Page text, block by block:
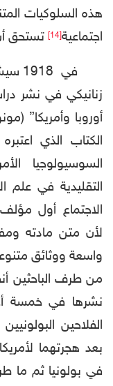
هذه السلوكيات
اجتماعية[14] تستحق
في
زنانیکي في نشر
أوروبا وأمريكا”
الكتاب الذي
السوسيولوجيا
التقليدية في علم
الاجتماع أول
لأن متن مادته
واسعة ووثائق
من طرف الباحثين
الفلاحين
بعد هجرتهما
في بولونيا ثم ما